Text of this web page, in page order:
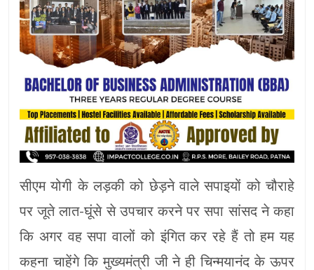
सीएम योगी के लड़की को छेड़ने वाले सपाइयों को चौराहे
पर जूते लात-घूंसे से उपचार करने पर सपा सांसद ने कहा
कि अगर वह सपा वालों को इंगित कर रहे हैं तो हम यह
कहना चाहेंगे कि मुख्यमंत्री जी ने ही चिन्मयानंद के ऊपर